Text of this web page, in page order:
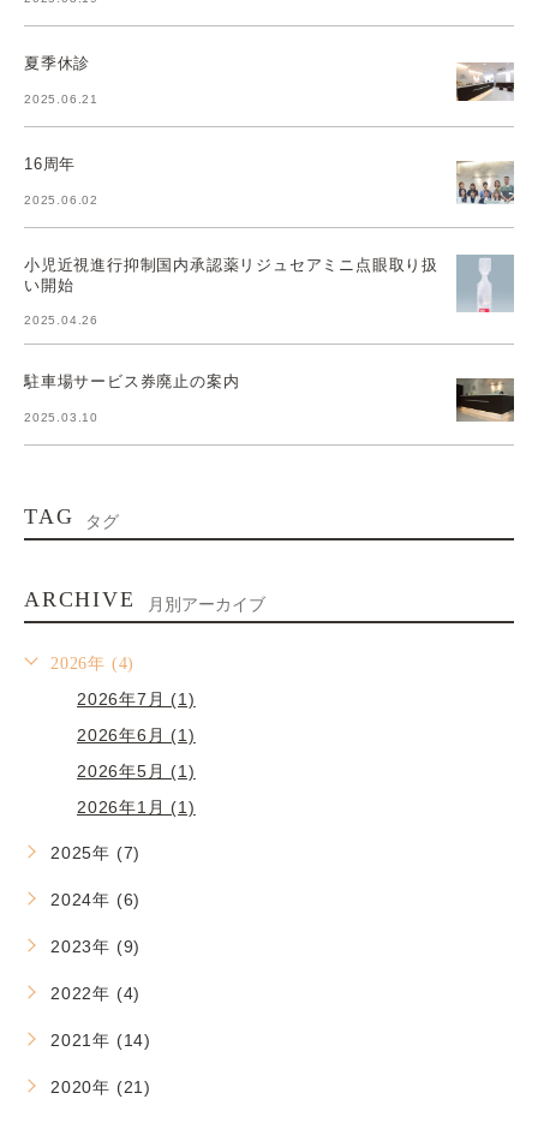
夏季休診
2025.06.21
16周年
2025.06.02
小児近視進行抑制国内承認薬リジュセアミニ点眼取り扱
い開始
2025.04.26
駐車場サービス券廃止の案内
2025.03.10
TAG タグ
ARCHIVE 月別アーカイブ
2026年 (4)
2026年7月 (1)
2026年6月 (1)
2026年5月 (1)
2026年1月 (1)
2025年 (7)
2024年 (6)
2023年 (9)
2022年 (4)
2021年 (14)
2020年 (21)